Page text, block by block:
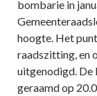
bombarie in
hoogte. Het
raadszitting, en
uitgenodigd. De
geraamd op